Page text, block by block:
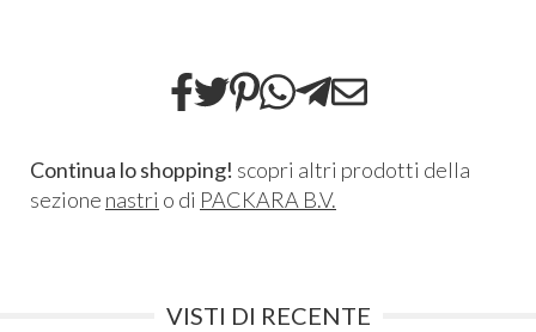
Continua lo shopping! scopri altri prodotti della
sezione nastri o di PACKARA B.V.
VISTI DI RECENTE